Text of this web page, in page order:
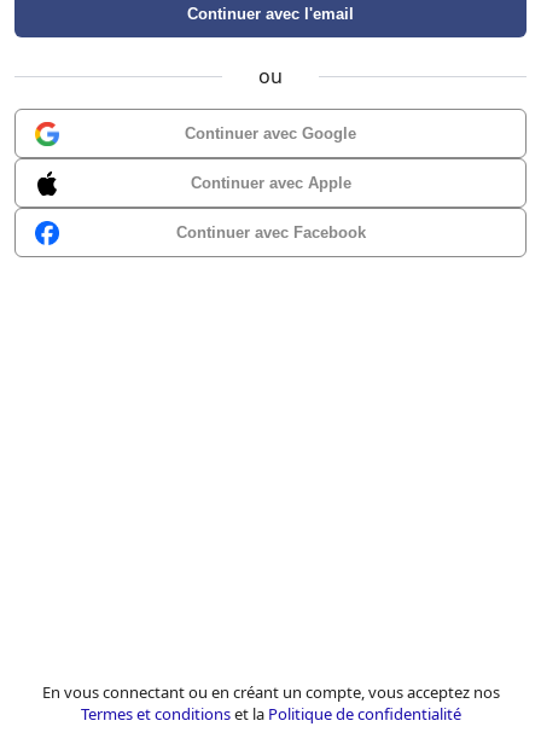
Continuer avec l'email
ou
Continuer avec Google
Continuer avec Apple
Continuer avec Facebook
En vous connectant ou en créant un compte, vous acceptez nos
Termes et conditionset la Politique de confidentialité